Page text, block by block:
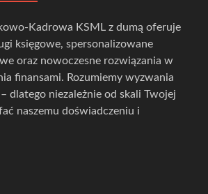
Kadrowa KSML z dumą oferuje
księgowe, spersonalizowane
oraz nowoczesne rozwiązania w
finansami. Rozumiemy wyzwania
dlatego niezależnie od skali Twojej
naszemu doświadczeniu i